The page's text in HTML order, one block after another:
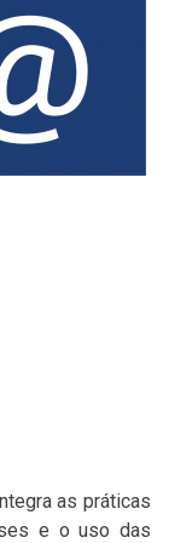
as práticas
e o uso das